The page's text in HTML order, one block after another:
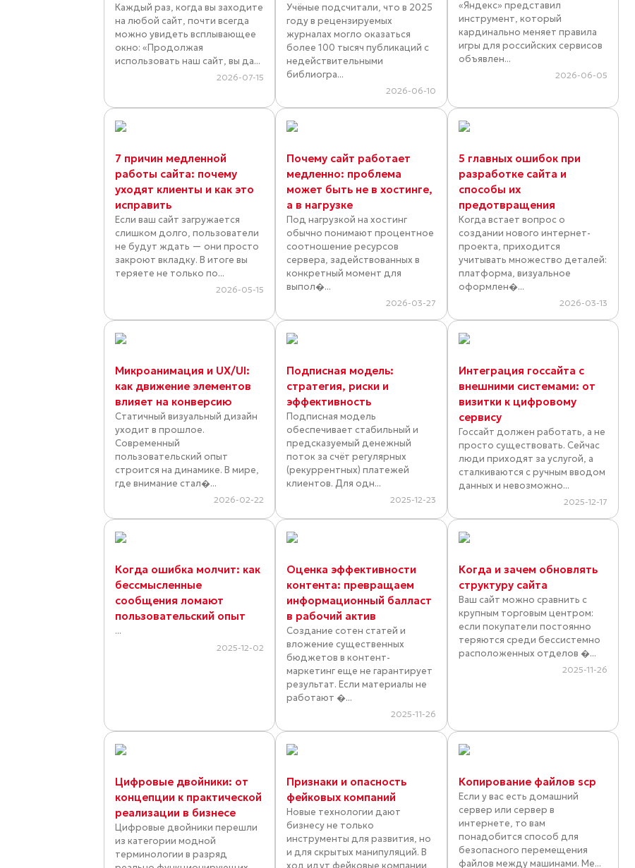
Каждый раз, когда вы заходите
на любой сайт, почти всегда
можно увидеть всплывающее
окно: «Продолжая
использовать наш сайт, вы да...
2026-07-15
Учёные подсчитали, что в 2025
году в рецензируемых
журналах могло оказаться
более 100 тысяч публикаций с
недействительными
библиогра...
2026-06-10
«Яндекс» представил
инструмент, который
кардинально меняет правила
игры для российских сервисов
объявлен...
2026-06-05
7 причин медленной
работы сайта: почему
уходят клиенты и как это
исправить
Если ваш сайт загружается
слишком долго, пользователи
не будут ждать — они просто
закроют вкладку. В итоге вы
теряете не только по...
2026-05-15
Почему сайт работает
медленно: проблема
может быть не в хостинге,
а в нагрузке
Под нагрузкой на хостинг
обычно понимают процентное
соотношение ресурсов
сервера, задействованных в
конкретный момент для
выпол�...
2026-03-27
5 главных ошибок при
разработке сайта и
способы их
предотвращения
Когда встает вопрос о
создании нового интернет-
проекта, приходится
учитывать множество деталей:
платформа, визуальное
оформлен�...
2026-03-13
Микроанимация и UX/UI:
как движение элементов
влияет на конверсию
Статичный визуальный дизайн
уходит в прошлое.
Современный
пользовательский опыт
строится на динамике. В мире,
где внимание стал�...
2026-02-22
Подписная модель:
стратегия, риски и
эффективность
Подписная модель
обеспечивает стабильный и
предсказуемый денежный
поток за счёт регулярных
(рекуррентных) платежей
клиентов. Для одн...
2025-12-23
Интеграция госсайта с
внешними системами: от
визитки к цифровому
сервису
Госсайт должен работать, а не
просто существовать. Сейчас
люди приходят за услугой, а
сталкиваются с ручным вводом
данных и невозможно...
2025-12-17
Когда ошибка молчит: как
бессмысленные
сообщения ломают
пользовательский опыт
...
2025-12-02
Оценка эффективности
контента: превращаем
информационный балласт
в рабочий актив
Создание сотен статей и
вложение существенных
бюджетов в контент-
маркетинг еще не гарантирует
результат. Если материалы не
работают �...
2025-11-26
Когда и зачем обновлять
структуру сайта
Ваш сайт можно сравнить с
крупным торговым центром:
если покупатели постоянно
теряются среди бессистемно
расположенных отделов �...
2025-11-26
Цифровые двойники: от
концепции к практической
реализации в бизнесе
Цифровые двойники перешли
из категории модной
терминологии в разряд
Признаки и опасность
фейковых компаний
Новые технологии дают
бизнесу не только
инструменты для развития, но
и для скрытых манипуляций. В
Копирование файлов scp
Если у вас есть домашний
сервер или сервер в
интернете, то вам
понадобится способ для
безопасного перемещения
файлов между машинами. Ме...